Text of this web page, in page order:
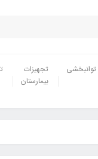
توانبخشی
تجهیزات
بیمارستان